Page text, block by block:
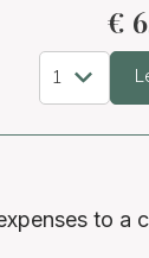
€
to a